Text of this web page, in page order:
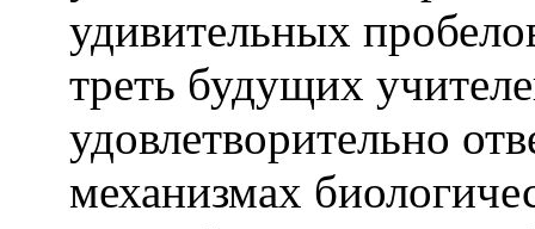
удивительных
треть будущих
удовлетворительно
механизмах